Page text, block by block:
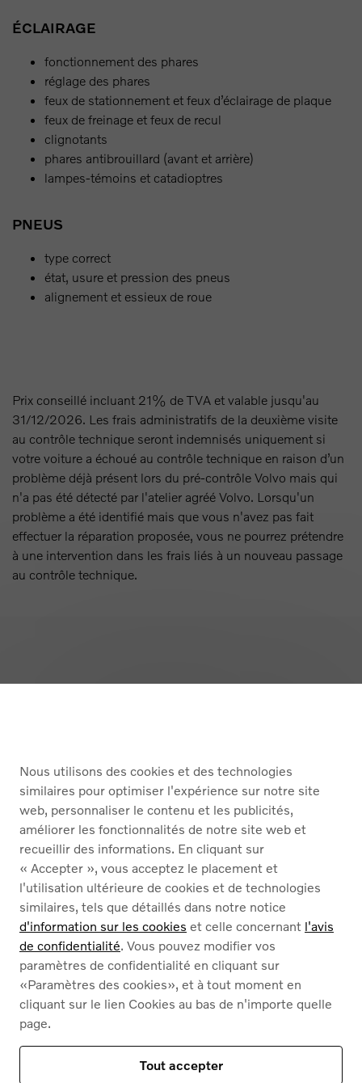
ÉCLAIRAGE
fonctionnement des phares
réglage des phares
feux de stationnement et feux d’éclairage de plaque
feux de freinage et feux de recul
clignotants
phares antibrouillard (avant et arrière)
lampes-témoins et catadioptres
PNEUS
type correct
état, usure et pression des pneus
alignement et essieux de roue
Prix conseillé incluant 21% de TVA et valable jusqu'au
31/12/2026. Les frais administratifs de la deuxième visite
au contrôle technique seront indemnisés uniquement si
votre voiture a échoué au contrôle technique en raison d’un
problème déjà présent lors du pré-contrôle Volvo mais qui
n'a pas été détecté par l'atelier agréé Volvo. Lorsqu'un
problème a été identifié mais que vous n'avez pas fait
effectuer la réparation proposée, vous ne pourrez prétendre
à une intervention dans les frais liés à un nouveau passage
au contrôle technique.
SERVICES
À PROPOS DE NOUS
NederlandsFrançais
Cookies
Politique de confidentialité
Nous utilisons des cookies et des technologies
similaires pour optimiser l'expérience sur notre site
web, personnaliser le contenu et les publicités,
améliorer les fonctionnalités de notre site web et
recueillir des informations. En cliquant sur
« Accepter », vous acceptez le placement et
l'utilisation ultérieure de cookies et de technologies
similaires, tels que détaillés dans notre notice
d'information sur les cookies et celle concernant l'avis
de confidentialité. Vous pouvez modifier vos
paramètres de confidentialité en cliquant sur
«Paramètres des cookies», et à tout moment en
cliquant sur le lien Cookies au bas de n'importe quelle
page.
Tout accepter